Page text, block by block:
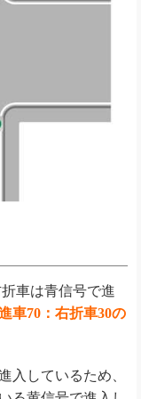
車は青信号で進
車70：右折車30の
入しているため、